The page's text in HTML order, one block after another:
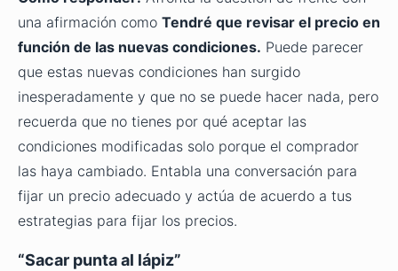
una afirmación como Tendré que revisar el precio en
función de las nuevas condiciones. Puede parecer
que estas nuevas condiciones han surgido
inesperadamente y que no se puede hacer nada, pero
recuerda que no tienes por qué aceptar las
condiciones modificadas solo porque el comprador
las haya cambiado. Entabla una conversación para
fijar un precio adecuado y actúa de acuerdo a tus
estrategias para fijar los precios.
“Sacar punta al lápiz”